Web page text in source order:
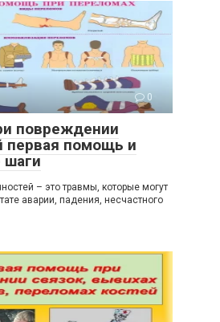
0
повреждении
первая помощь и
шаги
– это травмы, которые могут
аварии, падения, несчастного